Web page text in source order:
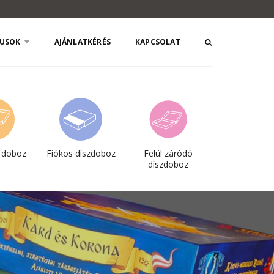
AJÁNLATKÉRÉS KAPCSOLAT
Fiókos díszdoboz
Felül záródó
díszdoboz